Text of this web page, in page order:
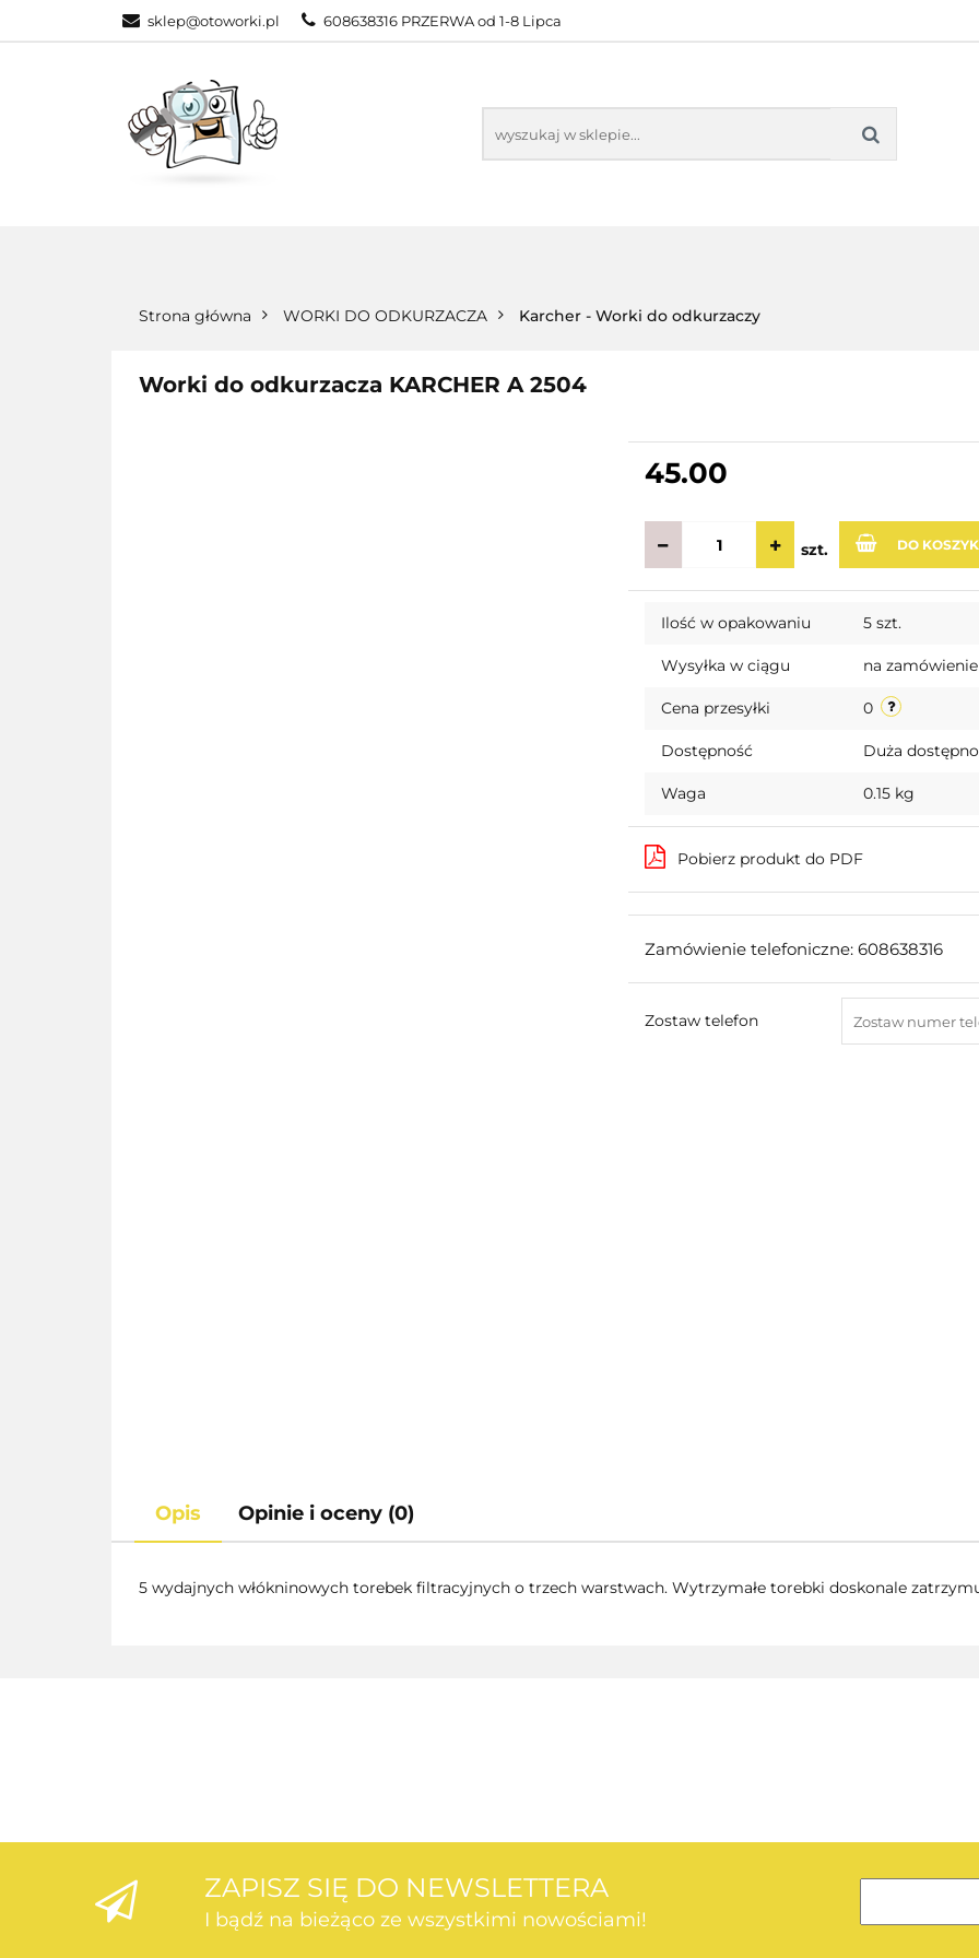
sklep@otoworki.pl 608638316 PRZERWA od 1-8 Lipca
NASZA OFERTA KONTAKT BESTSELLERY BLOG
Strona główna WORKI DO ODKURZACZA Karcher - Worki do odkurzaczy
Worki do odkurzacza KARCHER A 2504
45.00
szt. DO
Ilość w opakowaniu 5 szt.
Wysyłka w ciągu na zamówienie
Cena przesyłki 0
Dostępność Duża
Waga 0.15 kg
Pobierz produkt do PDF
Zamówienie telefoniczne: 608638316
Zostaw telefon
Opis Opinie i oceny (0)
5 wydajnych włókninowych torebek filtracyjnych o trzech warstwach. Wytrzymałe torebki doskonale
ZAPISZ SIĘ DO NEWSLETTERA
I bądź na bieżąco ze wszystkimi nowościami!